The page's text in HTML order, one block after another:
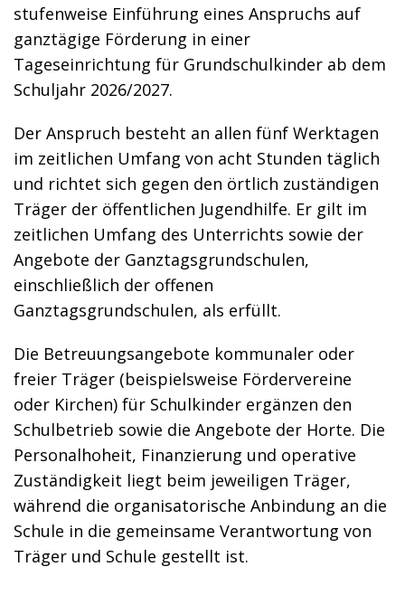
stufenweise Einführung eines Anspruchs auf
ganztägige Förderung in einer
Tageseinrichtung für Grundschulkinder ab dem
Schuljahr 2026/2027.
Der Anspruch besteht an allen fünf Werktagen
im zeitlichen Umfang von acht Stunden täglich
und richtet sich gegen den örtlich zuständigen
Träger der öffentlichen Jugendhilfe. Er gilt im
zeitlichen Umfang des Unterrichts sowie der
Angebote der Ganztagsgrundschulen,
einschließlich der offenen
Ganztagsgrundschulen, als erfüllt.
Die Betreuungsangebote kommunaler oder
freier Träger (beispielsweise Fördervereine
oder Kirchen) für Schulkinder ergänzen den
Schulbetrieb sowie die Angebote der Horte. Die
Personalhoheit, Finanzierung und operative
Zuständigkeit liegt beim jeweiligen Träger,
während die organisatorische Anbindung an die
Schule in die gemeinsame Verantwortung von
Träger und Schule gestellt ist.